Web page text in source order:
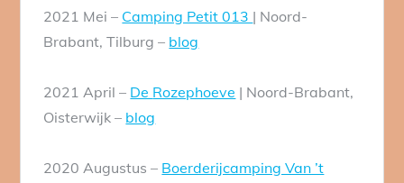
2021 Mei – Camping Petit 013 | Noord-
Brabant, Tilburg – blog
2021 April – De Rozephoeve | Noord-Brabant,
Oisterwijk – blog
2020 Augustus – Boerderijcamping Van ’t